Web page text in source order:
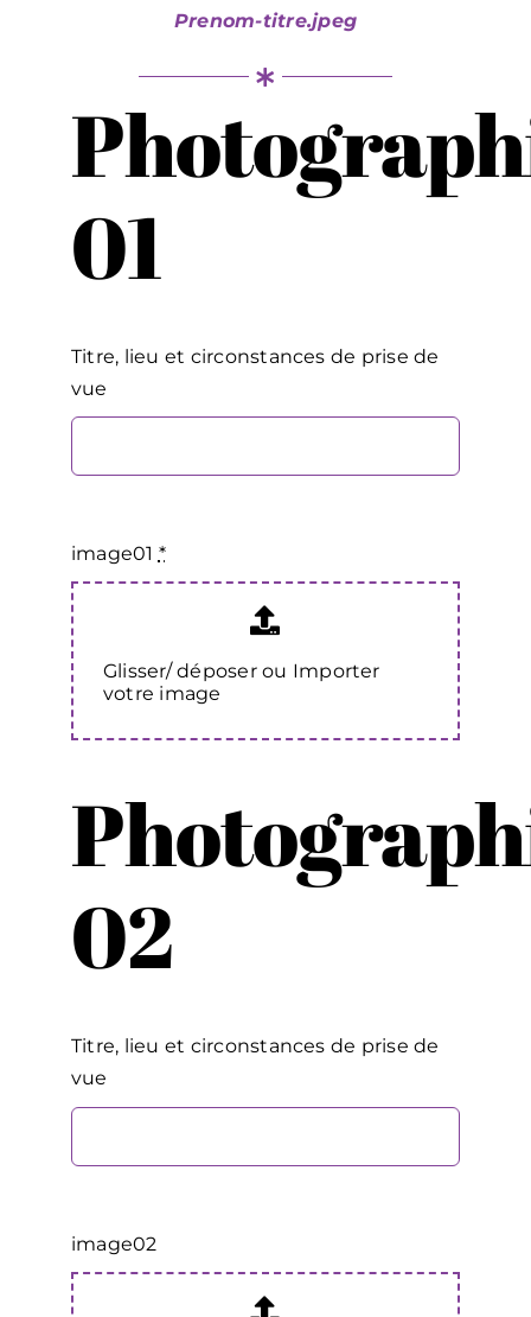
Prenom-titre.jpeg
01
Titre, lieu et circonstances de prise de
vue
image01 *
Glisser/ déposer ou Importer
votre image
02
Titre, lieu et circonstances de prise de
vue
image02